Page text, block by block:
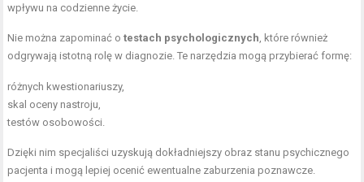
wpływu na codzienne życie.
Nie można zapominać otestach psychologicznych, które również
odgrywają istotną rolę w diagnozie. Te narzędzia mogą przybierać formę:
różnych kwestionariuszy,
skal oceny nastroju,
testów osobowości.
Dzięki nim specjaliści uzyskują dokładniejszy obraz stanu psychicznego
pacjenta i mogą lepiej ocenić ewentualne zaburzenia poznawcze.